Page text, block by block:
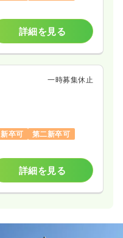
詳細を見る
一時募集休止
新卒可
第二新卒可
詳細を見る